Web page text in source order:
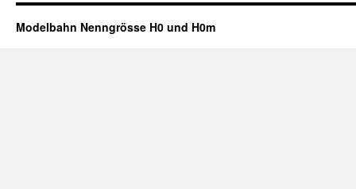
Modelbahn Nenngrösse H0 und H0m